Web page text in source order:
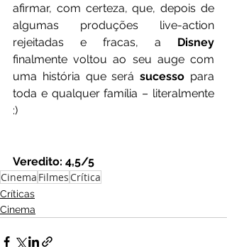
afirmar, com certeza, que, depois de
algumas produções live-action
rejeitadas e fracas, a Disney
finalmente voltou ao seu auge com
uma história que será sucesso para
toda e qualquer família – literalmente
:)
Veredito: 4,5/5
Cinema Filmes Crítica
Críticas
Cinema